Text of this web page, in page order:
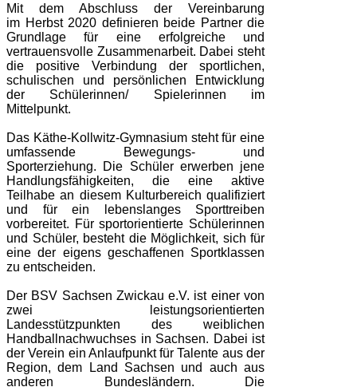
Mit dem Abschluss der Vereinbarung
im Herbst 2020 definieren beide Partner die
Grundlage für eine erfolgreiche und
vertrauensvolle Zusammenarbeit. Dabei steht
die positive Verbindung der sportlichen,
schulischen und persönlichen Entwicklung
der Schülerinnen/ Spielerinnen im
Mittelpunkt.
Das Käthe-Kollwitz-Gymnasium steht für eine
umfassende Bewegungs- und
Sporterziehung. Die Schüler erwerben jene
Handlungsfähigkeiten, die eine aktive
Teilhabe an diesem Kulturbereich qualifiziert
und für ein lebenslanges Sporttreiben
vorbereitet. Für sportorientierte Schülerinnen
und Schüler, besteht die Möglichkeit, sich für
eine der eigens geschaffenen Sportklassen
zu entscheiden.
Der BSV Sachsen Zwickau e.V. ist einer von
zwei leistungsorientierten
Landesstützpunkten des weiblichen
Handballnachwuchses in Sachsen. Dabei ist
der Verein ein Anlaufpunkt für Talente aus der
Region, dem Land Sachsen und auch aus
anderen Bundesländern. Die